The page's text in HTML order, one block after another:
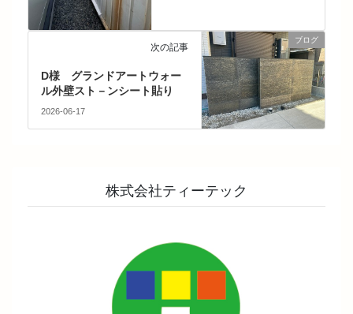
ブログ
次の記事
D様 グランドアートウォー
ル外壁スト－ンシート貼り
2026-06-17
株式会社ティーテック